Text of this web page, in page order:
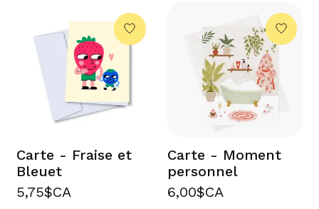
Carte - Fraise et
Bleuet
5,75$CA
Carte - Moment
personnel
6,00$CA